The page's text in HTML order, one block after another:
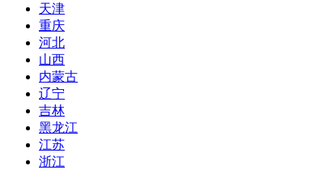
天津
重庆
河北
山西
内蒙古
辽宁
吉林
黑龙江
江苏
浙江